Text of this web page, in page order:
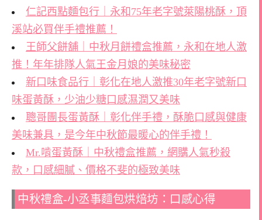
仁記西點麵包行｜永和75年老字號萊陽桃酥，頂
溪站必買伴手禮推薦！
王師父餅舖｜中秋月餅禮盒推薦，永和在地人激
推！年年排隊人氣王金月娘的美味秘密
新口味食品行｜彰化在地人激推30年老字號新口
味蛋黃酥，少油少糖口感濕潤又美味
聰哥團長蛋黃酥｜彰化伴手禮，酥脆口感與健康
美味兼具，是今年中秋節最暖心的伴手禮！
Mr.啃蛋黃酥｜中秋禮盒推薦，網購人氣秒殺
款，口感細膩、價格不斐的極致美味
中秋禮盒-小丞事麵包烘焙坊：口感心得